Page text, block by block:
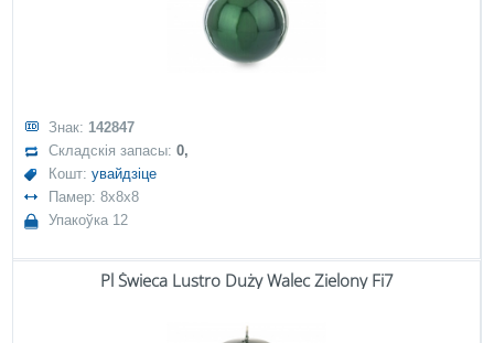
Знак: 142847
Складскія запасы:0,
Кошт:увайдзіце
Памер: 8x8x8
Упакоўка 12
Pl Świeca Lustro Duży Walec Zielony Fi7